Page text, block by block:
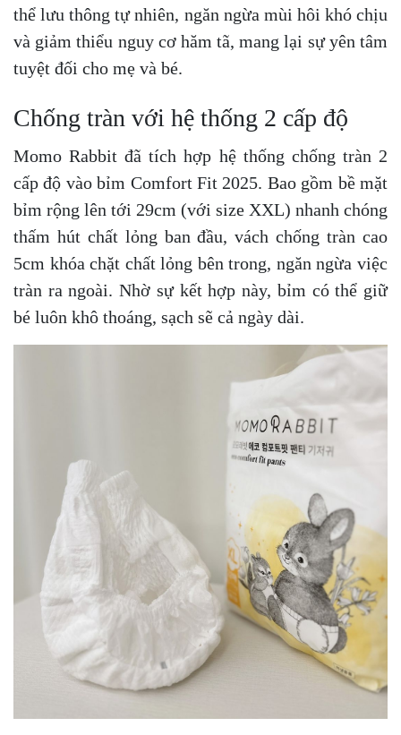
thể lưu thông tự nhiên, ngăn ngừa mùi hôi khó chịu
và giảm thiểu nguy cơ hăm tã, mang lại sự yên tâm
tuyệt đối cho mẹ và bé.
Chống tràn với hệ thống 2 cấp độ
Momo Rabbit đã tích hợp hệ thống chống tràn 2
cấp độ vào bỉm Comfort Fit 2025. Bao gồm bề mặt
bỉm rộng lên tới 29cm (với size XXL) nhanh chóng
thấm hút chất lỏng ban đầu, vách chống tràn cao
5cm khóa chặt chất lỏng bên trong, ngăn ngừa việc
tràn ra ngoài. Nhờ sự kết hợp này, bỉm có thể giữ
bé luôn khô thoáng, sạch sẽ cả ngày dài.